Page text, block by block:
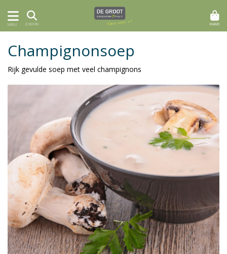
MENU ZOEKEN MAND
Champignonsoep
Rijk gevulde soep met veel champignons